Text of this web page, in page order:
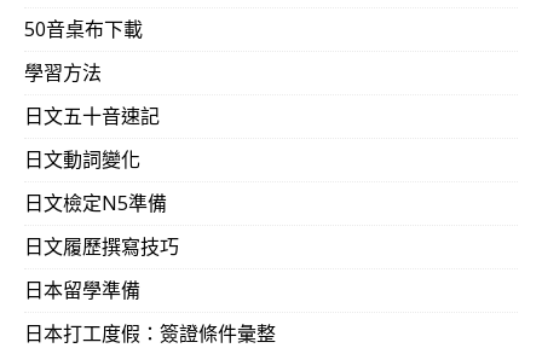
50音桌布下載
學習方法
日文五十音速記
日文動詞變化
日文檢定N5準備
日文履歷撰寫技巧
日本留學準備
日本打工度假：簽證條件彙整